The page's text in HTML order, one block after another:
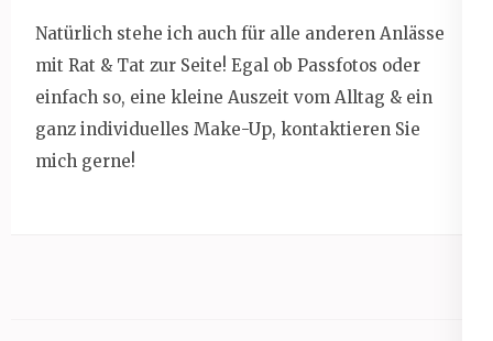
Natürlich stehe ich auch für alle anderen Anlässe
mit Rat & Tat zur Seite! Egal ob Passfotos oder
einfach so, eine kleine Auszeit vom Alltag & ein
ganz individuelles Make-Up, kontaktieren Sie
mich gerne!